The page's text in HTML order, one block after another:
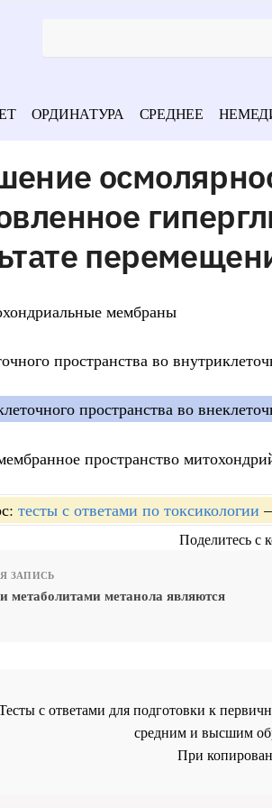
ОРДИНАТУРА СРЕДНЕЕ
мембраны
пространства во
пространства во
пространство
тесты с ответами по токсикологии
Поделитесь с
ЗАПИСЬ
метаболитами метанола являются
с ответами для подготовки к
средним и высшим
При